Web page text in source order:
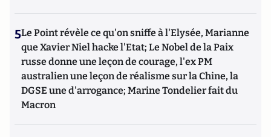
5Le Point révèle ce qu'on sniffe à l'Elysée, Marianne
que Xavier Niel hacke l'Etat; Le Nobel de la Paix
russe donne une leçon de courage, l'ex PM
australien une leçon de réalisme sur la Chine, la
DGSE une d'arrogance; Marine Tondelier fait du
Macron